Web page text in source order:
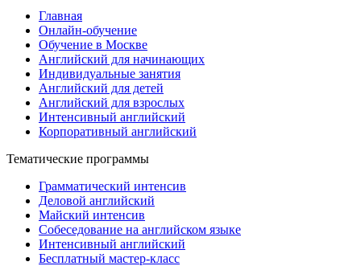
Главная
Онлайн-обучение
Обучение в Москве
Английский для начинающих
Индивидуальные занятия
Английский для детей
Английский для взрослых
Интенсивный английский
Корпоративный английский
Тематические программы
Грамматический интенсив
Деловой английский
Майский интенсив
Собеседование на английском языке
Интенсивный английский
Бесплатный мастер-класс